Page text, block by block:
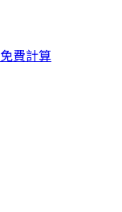
免費計算